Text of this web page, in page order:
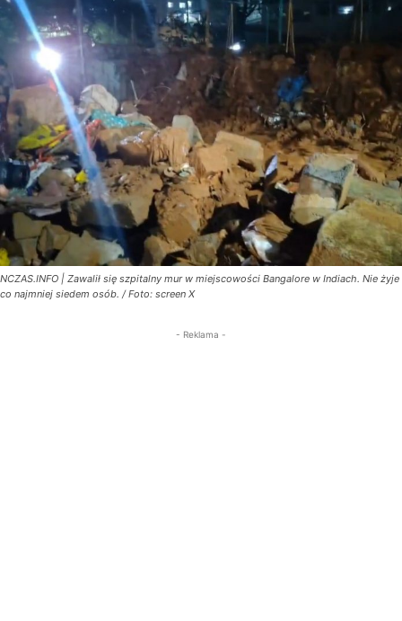
NCZAS.INFO | Zawalił się szpitalny mur w miejscowości Bangalore w Indiach. Nie żyje
co najmniej siedem osób. / Foto: screen X
- Reklama -